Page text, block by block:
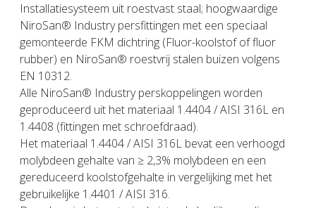
Installatiesysteem uit roestvast staal; hoogwaardige
NiroSan® Industry persfittingen met een speciaal
gemonteerde FKM dichtring (Fluor-koolstof of fluor
rubber) en NiroSan® roestvrij stalen buizen volgens
EN 10312.
Alle NiroSan® Industry perskoppelingen worden
geproduceerd uit het materiaal 1.4404 / AISI 316L en
1.4408 (fittingen met schroefdraad).
Het materiaal 1.4404 / AISI 316L bevat een verhoogd
molybdeen gehalte van ≥ 2,3% molybdeen en een
gereduceerd koolstofgehalte in vergelijking met het
gebruikelijke 1.4401 / AISI 316.